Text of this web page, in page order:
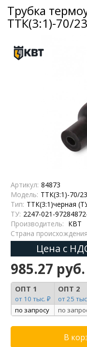
Трубка
ТТК(3:1)-70/
Артикул: 84873
Модель: ТТК(3:1)-70/
Тип: ТТК(3:1)черная
ТУ: 2247-021-
Производитель: КВТ
Страна
Цена с
985.27 руб.
ОПТ 1
от 10 тыс. ₽
ОПТ 2
от 25
по запросу
по